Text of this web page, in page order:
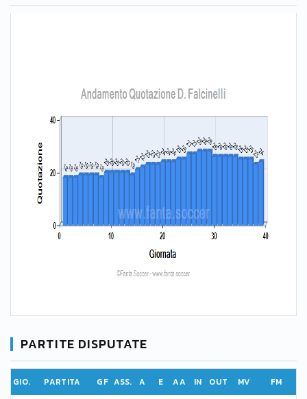
PARTITE DISPUTATE
GIO. PARTITA GF ASS. A E AA IN OUT MV FM